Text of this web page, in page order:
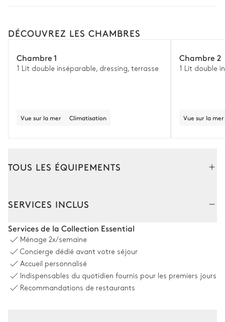
DÉCOUVREZ LES CHAMBRES
Chambre 1
1 Lit double inséparable, dressing, terrasse
Vue sur la mer Climatisation
Chambre 2
1 Lit double
Vue sur la mer
TOUS LES ÉQUIPEMENTS
Table
Piscine
SERVICES INCLUS
Services de la Collection Essential
Ménage 2x/semaine
Concierge dédié avant votre séjour
Accueil personnalisé
Indispensables du quotidien fournis pour les premiers jours
Recommandations de restaurants